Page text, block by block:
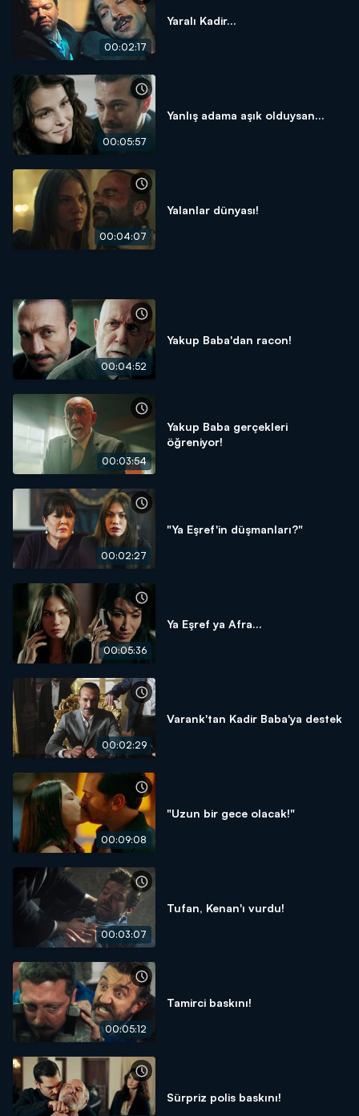
00:02:17
Yaralı Kadir...
00:05:57
Yanlış adama aşık olduysan...
00:04:07
Yalanlar dünyası!
00:04:52
Yakup Baba'dan racon!
00:03:54
Yakup Baba gerçekleri
öğreniyor!
00:02:27
"Ya Eşref'in düşmanları?"
00:05:36
Ya Eşref ya Afra...
00:02:29
Varank'tan Kadir Baba'ya destek
00:09:08
"Uzun bir gece olacak!"
00:03:07
Tufan, Kenan'ı vurdu!
00:05:12
Tamirci baskını!
Sürpriz polis baskını!